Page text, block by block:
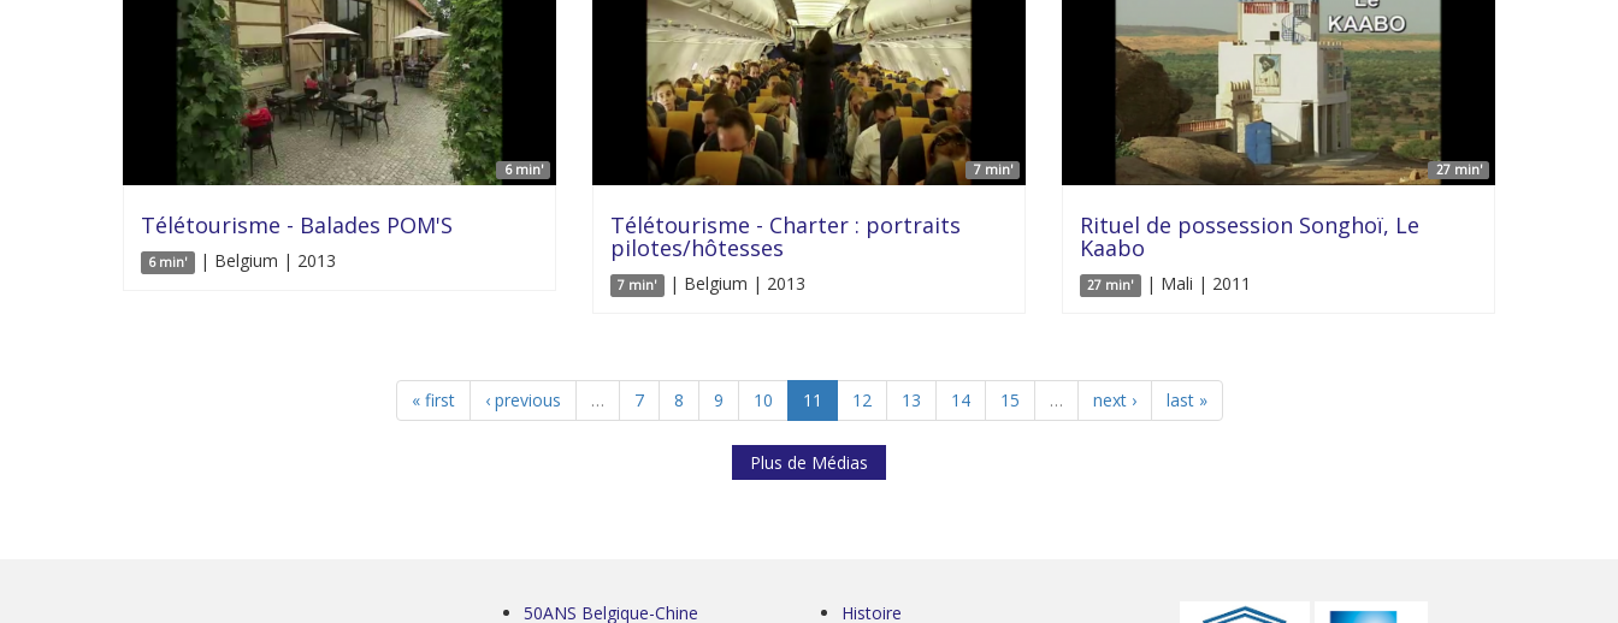
6 min'
Télétourisme - Balades POM'S
6 min' | Belgium | 2013
7 min'
Télétourisme - Charter : portraits
pilotes/hôtesses
7 min' | Belgium | 2013
27 min'
Rituel de possession Songhoï, Le
Kaabo
27 min' | Mali | 2011
« first ‹ previous … 7 8 9 10 11 12 13 14 15 … next › last »
Plus de Médias
50ANS Belgique-Chine Histoire